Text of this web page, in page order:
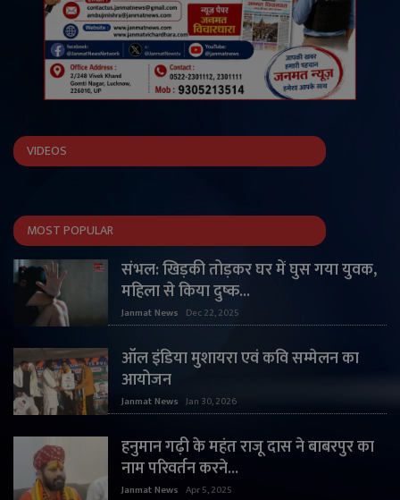
VIDEOS
MOST POPULAR
संभल: खिड़की तोड़कर घर में घुस गया युवक,
महिला से किया दुष्क...
Janmat News Dec 22, 2025
ऑल इंडिया मुशायरा एवं कवि सम्मेलन का
आयोजन
Janmat News Jan 30, 2026
हनुमान गढ़ी के महंत राजू दास ने बाबरपुर का
नाम परिवर्तन करने...
Janmat News Apr 5, 2025